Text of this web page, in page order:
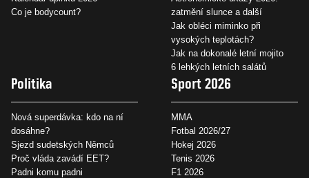
Co je bodycount?
zatmění slunce a další
Jak obléci miminko při
vysokých teplotách?
Jak na dokonalé letní mojito
6 lehkých letních salátů
Politika
Nová superdávka: kdo na ní
dosáhne?
Sjezd sudetských Němců
Proč vláda zavádí EET?
Padni komu padni
Sport 2026
MMA
Fotbal 2026/27
Hokej 2026
Tenis 2026
F1 2026